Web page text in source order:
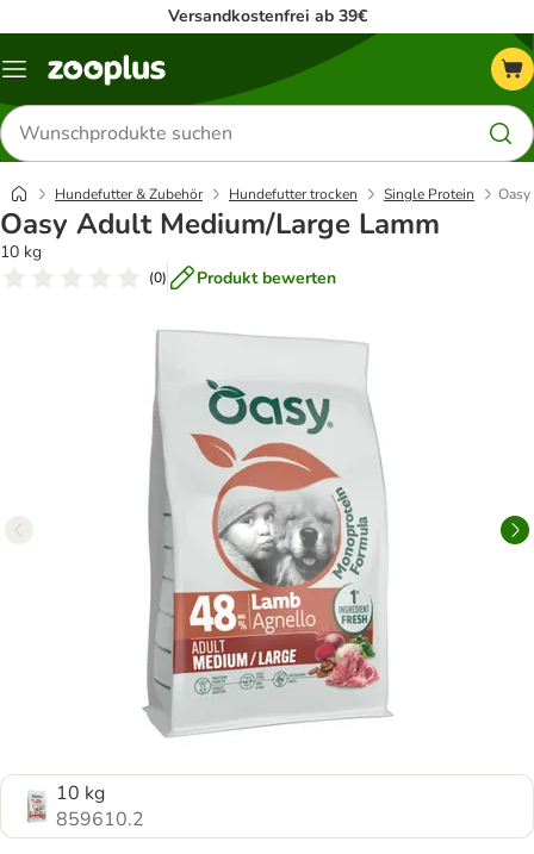
Versandkostenfrei ab 39€
Menü
Produkte
suchen
Hundefutter & Zubehör Hundefutter trocken Single Protein
Oasy Adult Medium/Large Lamm
10 kg
(0) Produkt bewerten
10 kg
859610.2